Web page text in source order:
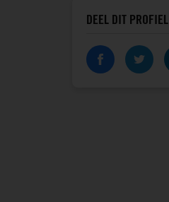
DEEL DIT PROFIEL